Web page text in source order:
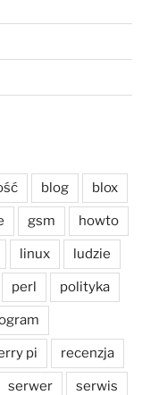
blog blox
gsm howto
linux ludzie
perl polityka
pi recenzja
serwer serwis